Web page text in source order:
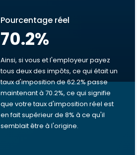
Pourcentage réel
70.2%
Ainsi, si vous et l'employeur payez
tous deux des impôts, ce qui était un
taux d'imposition de 62.2% passe
maintenant à 70.2%, ce qui signifie
que votre taux d'imposition réel est
en fait supérieur de 8% à ce qu'il
semblait être à l'origine.